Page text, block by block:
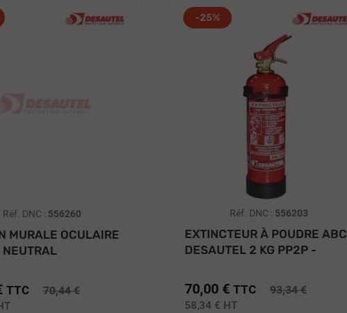
Réf. DNC : 556260
MURALE OCULAIRE
TTC 70,44 €
-25%
Réf. DNC : 556203
EXTINCTEUR À POUDRE ABC
DESAUTEL 2 KG PP2P -
70,00 € TTC 93,34 €
58,34 € HT